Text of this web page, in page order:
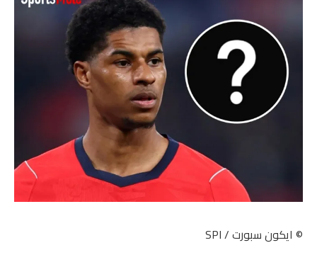
© ايكون سبورت / SPI